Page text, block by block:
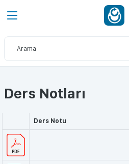
Ders Notları
Ders Notu